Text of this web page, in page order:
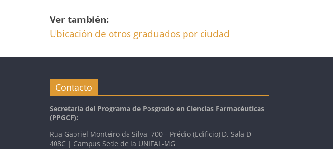
Ver también:
Ubicación de otros graduados por ciudad
Contacto
Secretaría del Programa de Posgrado en Ciencias Farmacéuticas
(PPGCF):
Rua Gabriel Monteiro da Silva, 700 – Prédio (Edificio) D, Sala D-
408C | Campus Sede de la UNIFAL-MG